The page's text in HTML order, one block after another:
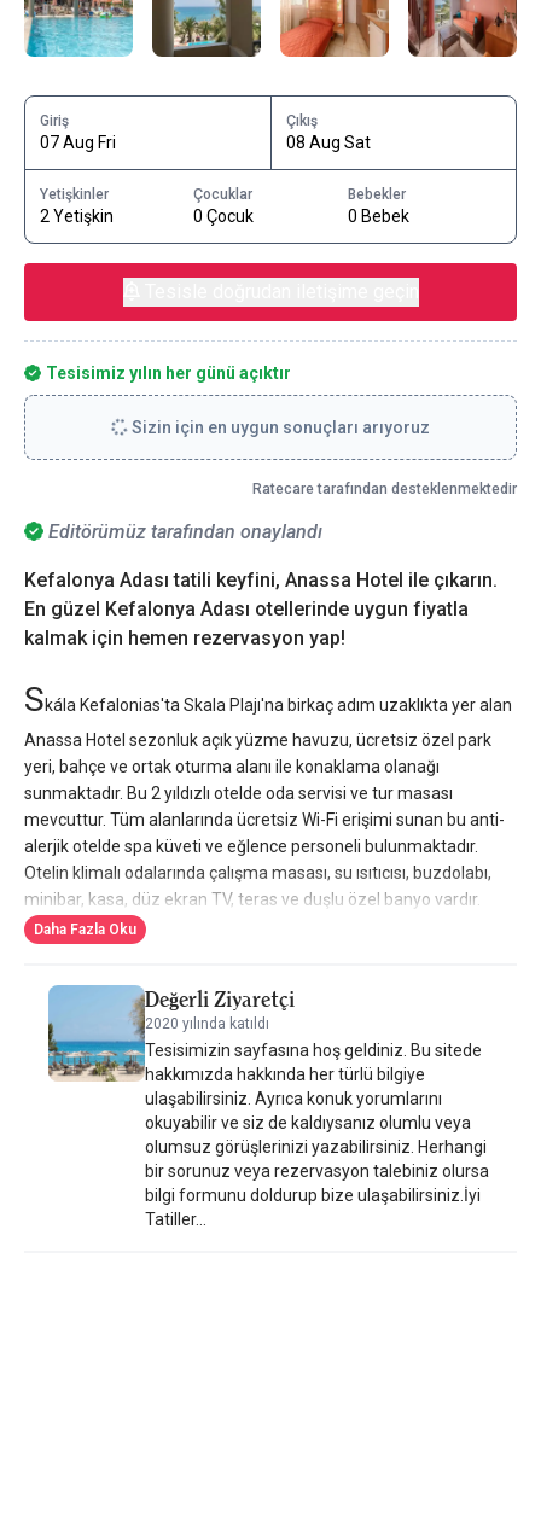
Editörümüz tarafından onaylandı
Kefalonya Adası tatili keyfini, Anassa Hotel ile çıkarın.
En güzel Kefalonya Adası otellerinde uygun fiyatla
kalmak için hemen rezervasyon yap!
Skála Kefalonias'ta Skala Plajı'na birkaç adım uzaklıkta yer alan
Anassa Hotel sezonluk açık yüzme havuzu, ücretsiz özel park
yeri, bahçe ve ortak oturma alanı ile konaklama olanağı
sunmaktadır. Bu 2 yıldızlı otelde oda servisi ve tur masası
mevcuttur. Tüm alanlarında ücretsiz Wi-Fi erişimi sunan bu anti-
alerjik otelde spa küveti ve eğlence personeli bulunmaktadır.
Otelin klimalı odalarında çalışma masası, su ısıtıcısı, buzdolabı,
minibar, kasa, düz ekran TV, teras ve duşlu özel banyo vardır.
Anassa Hotel'in bazı birimleri deniz manzaralıdır. Her oda
kahvaltısı servis edilmektedir. Otelin restoranında Yunan
mutfağından yemekler servis edilmektedir. Vejetaryen, süt
ürünleri içermeyen ve glütensiz seçenekler de talep edilebilir.
Anassa Hotel'in konukları Skála Kefalonias ve çevresinde bisiklet
gezintisi gibi aktivitelerin keyfini çıkarabilirler. Tesis, Spithi Plajı'na
2,4 km, Meryem Ana'nın Yılanları Manastırı'na ise 11 km
uzaklıktadır. En yakın havaalanı olan Kefalonya Havaalanı 35 km
mesafededir. Tesis ücretli havaalanı servisi sunar.
Daha Fazla Oku
Değerli Ziyaretçi
2020 yılında katıldı
Tesisimizin sayfasına hoş geldiniz. Bu sitede
hakkımızda hakkında her türlü bilgiye
ulaşabilirsiniz. Ayrıca konuk yorumlarını
okuyabilir ve siz de kaldıysanız olumlu veya
olumsuz görüşlerinizi yazabilirsiniz. Herhangi
bir sorunuz veya rezervasyon talebiniz olursa
bilgi formunu doldurup bize ulaşabilirsiniz.İyi
Tatiller...
Giriş
07 Aug Fri
Çıkış
08 Aug Sat
Yetişkinler
2 Yetişkin
Çocuklar
0 Çocuk
Bebekler
0 Bebek
Tesisimiz yılın her günü açıktır
Sizin için en uygun sonuçları arıyoruz
Ratecare tarafından desteklenmektedir